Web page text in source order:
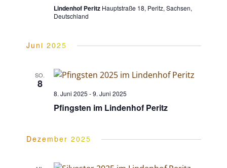
t
u
n
g
e
A
s
Lindenhof Peritz Hauptstraße 18, Peritz, Sachsen,
Deutschland
Juni 2025
SO.
8
Pfingsten im Lindenhof Peritz
8. Juni 2025 -9. Juni 2025
Dezember 2025